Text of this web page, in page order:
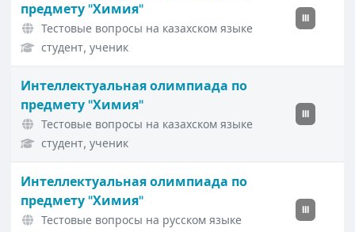
предмету "Химия"
Тестовые вопросы на казахском языке
студент, ученик
III
Интеллектуальная олимпиада по
предмету "Химия"
Тестовые вопросы на казахском языке
студент, ученик
III
Интеллектуальная олимпиада по
предмету "Химия"
Тестовые вопросы на русском языке
III